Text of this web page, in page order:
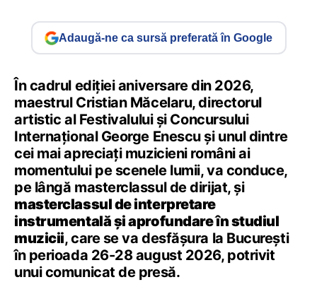
Adaugă-ne ca sursă preferată în Google
În cadrul ediției aniversare din 2026,
maestrul Cristian Măcelaru, directorul
artistic al Festivalului și Concursului
Internațional George Enescu și unul dintre
cei mai apreciați muzicieni români ai
momentului pe scenele lumii, va conduce,
pe lângă masterclassul de dirijat, și
masterclassul de interpretare
instrumentală și aprofundare în studiul
muzicii, care se va desfășura la București
în perioada 26-28 august 2026, potrivit
unui comunicat de presă.